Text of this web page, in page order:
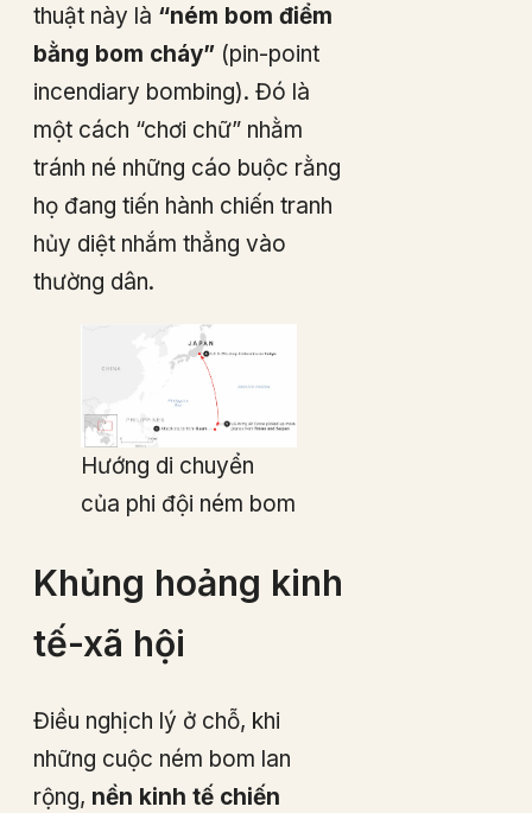
thuật này là “ném bom điểm
bằng bom cháy” (pin-point
incendiary bombing). Đó là
một cách “chơi chữ” nhằm
tránh né những cáo buộc rằng
họ đang tiến hành chiến tranh
hủy diệt nhắm thẳng vào
thường dân.
Hướng di chuyển
của phi đội ném bom
Khủng hoảng kinh
tế-xã hội
Điều nghịch lý ở chỗ, khi
những cuộc ném bom lan
rộng, nền kinh tế chiến